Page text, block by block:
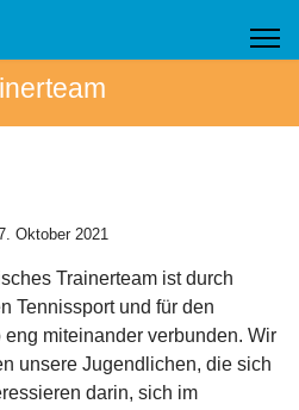
Oktober 2021
Trainerteam ist durch
Tennissport und für den
miteinander verbunden. Wir
unsere Jugendlichen, die sich
darin, sich im